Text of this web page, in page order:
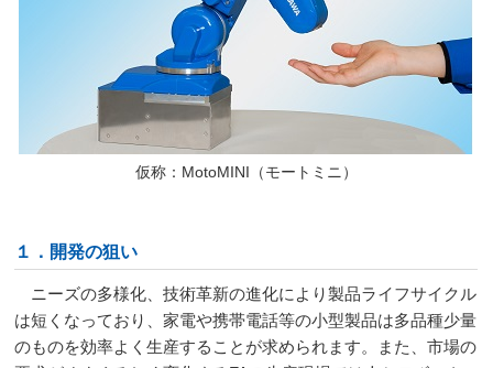
仮称：MotoMINI（モートミニ）
１．開発の狙い
ニーズの多様化、技術革新の進化により製品ライフサイクル
は短くなっており、家電や携帯電話等の小型製品は多品種少量
のものを効率よく生産することが求められます。また、市場の